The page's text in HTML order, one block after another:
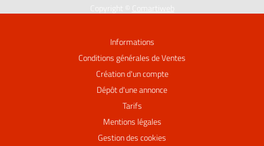
Copyright © Comartiweb
Informations
Conditions générales de Ventes
Création d'un compte
Dépôt d'une annonce
Tarifs
Mentions légales
Gestion des cookies